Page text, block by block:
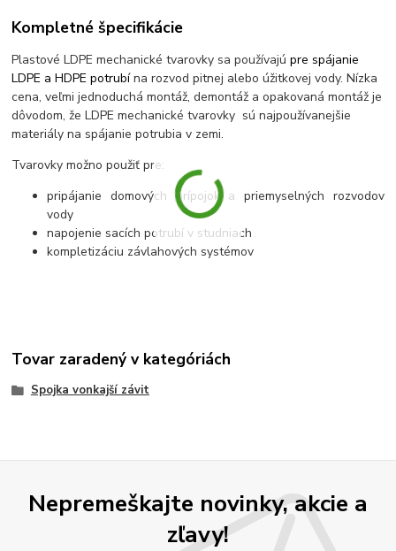
Kompletné špecifikácie
Plastové LDPE mechanické tvarovky sa používajúpre spájanie
LDPE a HDPE potrubína rozvod pitnej alebo úžitkovej vody. Nízka
cena, veľmi jednoduchá montáž, demontáž a opakovaná montáž je
dôvodom, že LDPE mechanické tvarovky sú najpoužívanejšie
materiály na spájanie potrubia v zemi.
Tvarovky možno použiť pre:
pripájanie domových prípojok a priemyselných rozvodov
vody
napojenie sacích potrubí v studniach
kompletizáciu závlahových systémov
Tovar zaradený v kategóriách
Spojka vonkajší závit
Nepremeškajte novinky, akcie a
zľavy!